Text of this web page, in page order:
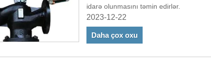
idarə olunmasını təmin edirlər.
2023-12-22
Daha çox oxu